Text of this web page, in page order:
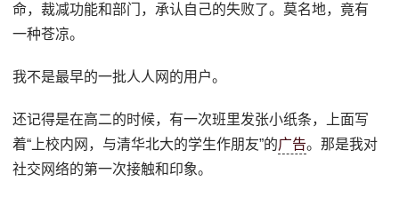
命，裁减功能和部门，承认自己的失败了。莫名地，竟有
一种苍凉。
我不是最早的一批人人网的用户。
还记得是在高二的时候，有一次班里发张小纸条，上面写
着“上校内网，与清华北大的学生作朋友”的广告。那是我对
社交网络的第一次接触和印象。